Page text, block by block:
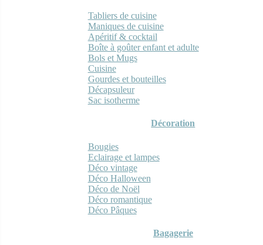
Tabliers de cuisine
Maniques de cuisine
Apéritif & cocktail
Boîte à goûter enfant et adulte
Bols et Mugs
Cuisine
Gourdes et bouteilles
Décapsuleur
Sac isotherme
Décoration
Bougies
Eclairage et lampes
Déco vintage
Déco Halloween
Déco de Noël
Déco romantique
Déco Pâques
Bagagerie